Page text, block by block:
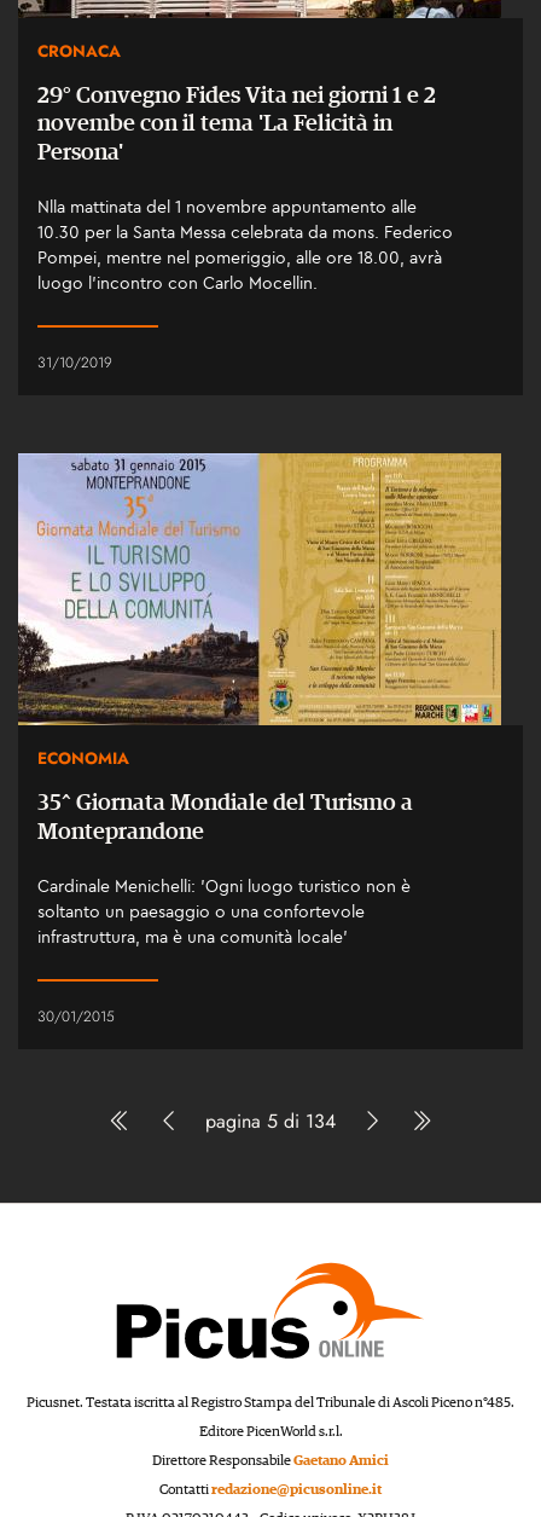
CRONACA
29° Convegno Fides Vita nei giorni 1 e 2
novembe con il tema 'La Felicità in
Persona'
Nlla mattinata del 1 novembre appuntamento alle
10.30 per la Santa Messa celebrata da mons. Federico
Pompei, mentre nel pomeriggio, alle ore 18.00, avrà
luogo l’incontro con Carlo Mocellin.
31/10/2019
ECONOMIA
35^ Giornata Mondiale del Turismo a
Monteprandone
Cardinale Menichelli: 'Ogni luogo turistico non è
soltanto un paesaggio o una confortevole
infrastruttura, ma è una comunità locale'
30/01/2015
pagina 5 di 134
Picusnet. Testata iscritta al Registro Stampa del Tribunale di Ascoli Piceno n°485.
Editore PicenWorld s.r.l.
Direttore ResponsabileGaetano Amici
Contattiredazione@picusonline.it